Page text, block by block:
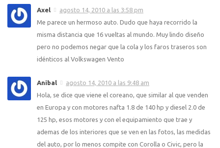
Axel
agosto 14, 2010 a las 3:58 pm
Me parece un hermoso auto. Dudo que haya recorrido la
misma distancia que 16 vueltas al mundo. Muy lindo diseño
pero no podemos negar que la cola y los faros traseros son
idénticos al Volkswagen Vento
Anibal
agosto 14, 2010 a las 9:48 am
Hola, se dice que viene el coreano, que similar al que venden
en Europa y con motores nafta 1.8 de 140 hp y diesel 2.0 de
125 hp, esos motores y con el equipamiento que trae y
ademas de los interiores que se ven en las fotos, las medidas
del auto, por lo menos compite con Corolla o Civic, pero la